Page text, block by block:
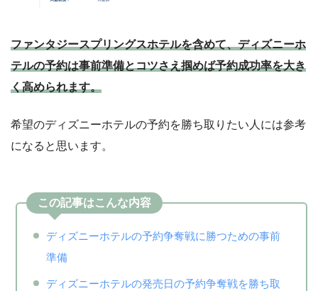
ファンタジースプリングスホテルを含めて、ディズニーホ
テルの予約は事前準備とコツさえ掴めば予約成功率を大き
く高められます。
希望のディズニーホテルの予約を勝ち取りたい人には参考
になると思います。
この記事はこんな内容
ディズニーホテルの予約争奪戦に勝つための事前
準備
ディズニーホテルの発売日の予約争奪戦を勝ち取